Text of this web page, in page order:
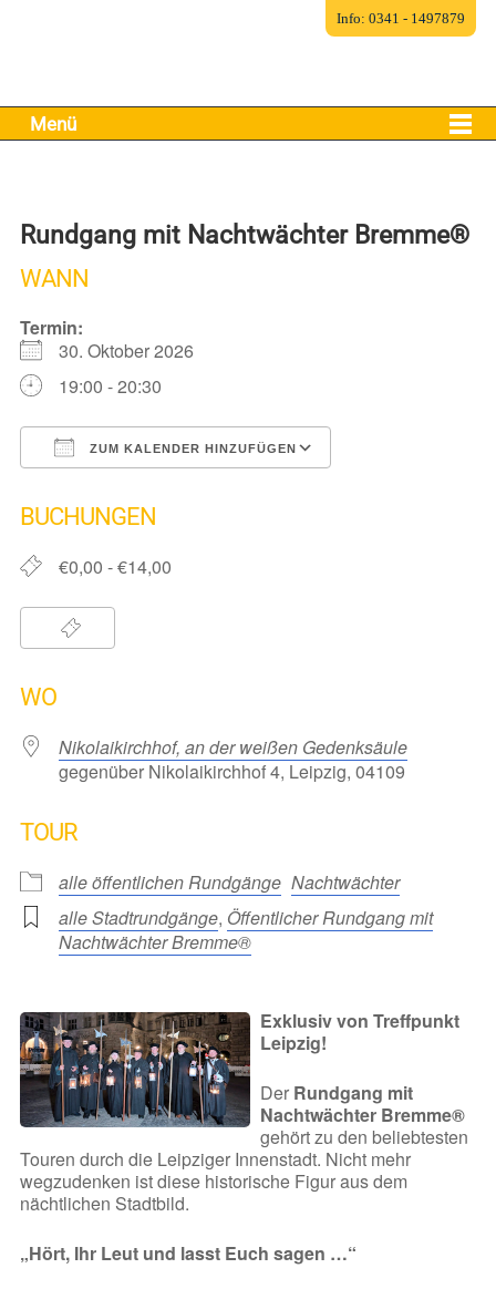
Menü
Rundgang mit Nachtwächter Bremme®
WANN
Termin:
30. Oktober 2026
19:00 - 20:30
ZUM KALENDER HINZUFÜGEN
BUCHUNGEN
€0,00 - €14,00
WO
Nikolaikirchhof, an der weißen Gedenksäule
gegenüber Nikolaikirchhof 4, Leipzig, 04109
TOUR
alle öffentlichen Rundgänge Nachtwächter
alle Stadtrundgänge, Öffentlicher Rundgang mit
Nachtwächter Bremme®
Exklusiv von Treffpunkt
Leipzig!
Der Rundgang mit
Nachtwächter Bremme®
gehört zu den beliebtesten
Touren durch die Leipziger Innenstadt. Nicht mehr
wegzudenken ist diese historische Figur aus dem
nächtlichen Stadtbild.
„Hört, Ihr Leut und lasst Euch sagen …“
Info: 0341 - 1497879